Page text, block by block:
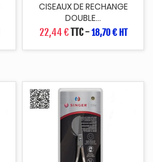
CISEAUX DE RECHANGE
DOUBLE...
22,44 €TTC-18,70 € HT